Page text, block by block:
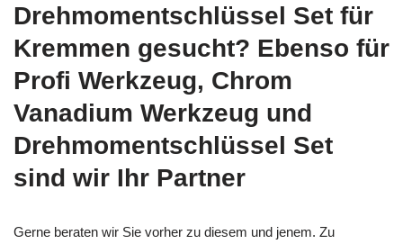
Drehmomentschlüssel Set für
Kremmen gesucht? Ebenso für
Profi Werkzeug, Chrom
Vanadium Werkzeug und
Drehmomentschlüssel Set
sind wir Ihr Partner
Gerne beraten wir Sie vorher zu diesem und jenem. Zu